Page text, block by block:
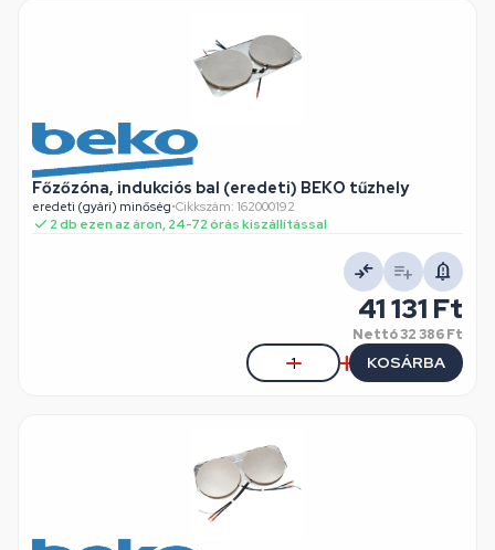
Főzőzóna, indukciós bal (eredeti) BEKO tűzhely
eredeti (gyári) minőség•Cikkszám: 162000192
2 db ezen az áron, 24-72 órás kiszállítással
41 131 Ft
Nettó32 386 Ft
KOSÁRBA